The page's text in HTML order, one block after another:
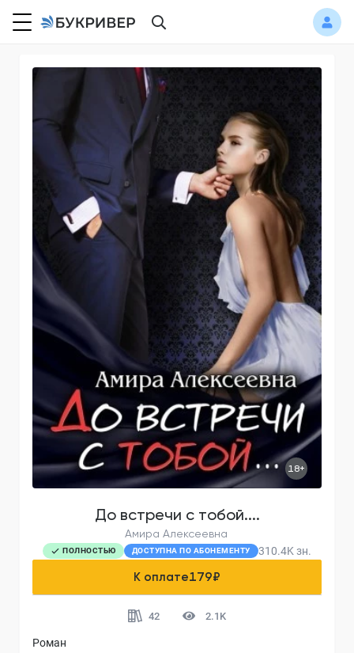
18+
До встречи с тобой....
Амира Алексеевна
ПОЛНОСТЬЮ ДОСТУПНА ПО АБОНЕМЕНТУ 310.4K зн.
К оплате179₽
42 2.1K
Роман